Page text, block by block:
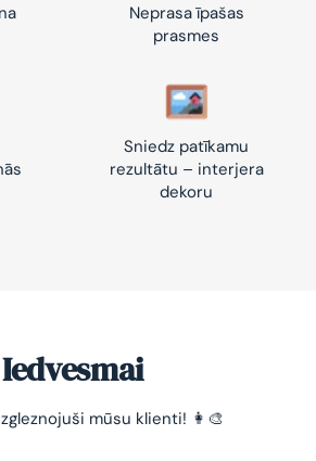
Neprasa īpašas
prasmes
Sniedz patīkamu
rezultātu – interjera
dekoru
Iedvesmai
mūsu klienti! 👩‍🎨